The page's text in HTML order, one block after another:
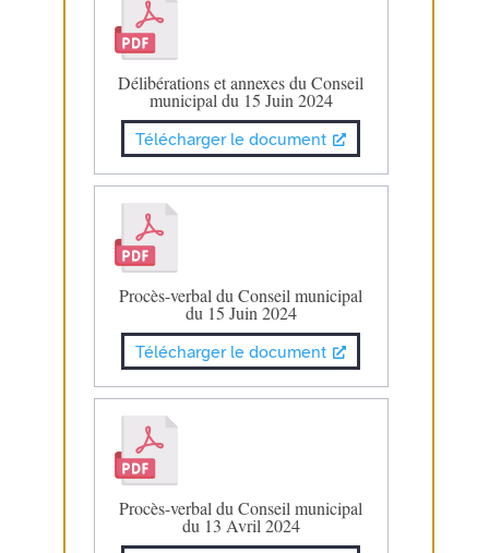
Délibérations et annexes du Conseil
municipal du 15 Juin 2024
Télécharger le document
Procès-verbal du Conseil municipal
du 15 Juin 2024
Télécharger le document
Procès-verbal du Conseil municipal
du 13 Avril 2024